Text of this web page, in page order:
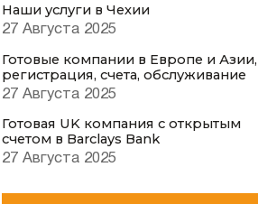
Наши услуги в Чехии
27 Августа 2025
Готовые компании в Европе и Азии,
регистрация, счета, обслуживание
27 Августа 2025
Готовая UK компания с открытым
счетом в Вarclays Bank
27 Августа 2025